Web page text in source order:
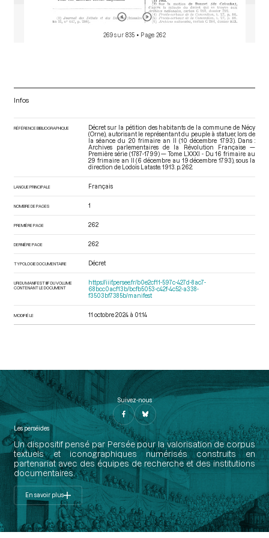
269 sur 835 • Page 262
Infos
RÉFÉRENCE BIBLIOGRAPHIQUE
Décret sur la pétition des habitants de la commune de Nécy
(Orne), autorisant le représentant du peuple à statuer, lors de
la séance du 20 frimaire an II (10 décembre 1793). Dans :
Archives parlementaires de la Révolution Française —
Première série (1787-1799) — Tome LXXXI - Du 16 frimaire au
29 frimaire an II (6 décembre au 19 décembre 1793) , sous la
direction de Lodoïs Lataste. 1913. p. 262.
LANGUE PRINCIPALE Français
NOMBRE DE PAGES 1
PREMIÈRE PAGE 262
DERNIÈRE PAGE 262
TYPOLOGIE DOCUMENTAIRE Décret
URI DU MANIFEST IIIF DU VOLUME
CONTENANT LE DOCUMENT
https://iiif.persee.fr/b0e2cf11-597c-427d-8ac7-
68bcc0acf13b/bcfb5053-c42f-4c52-a338-
f3503bf7385b/manifest
MODIFIÉ LE 11 octobre 2024 à 01:14
Suivez-nous
Les perséides
Un dispositif pensé par Persée pour la valorisation de corpus
textuels et iconographiques numérisés construits en
partenariat avec des équipes de recherche et des institutions
documentaires.
En savoir plus